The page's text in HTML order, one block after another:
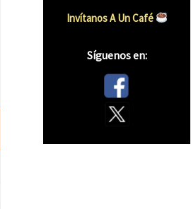
Invítanos A Un CafÉ
Síguenos en: